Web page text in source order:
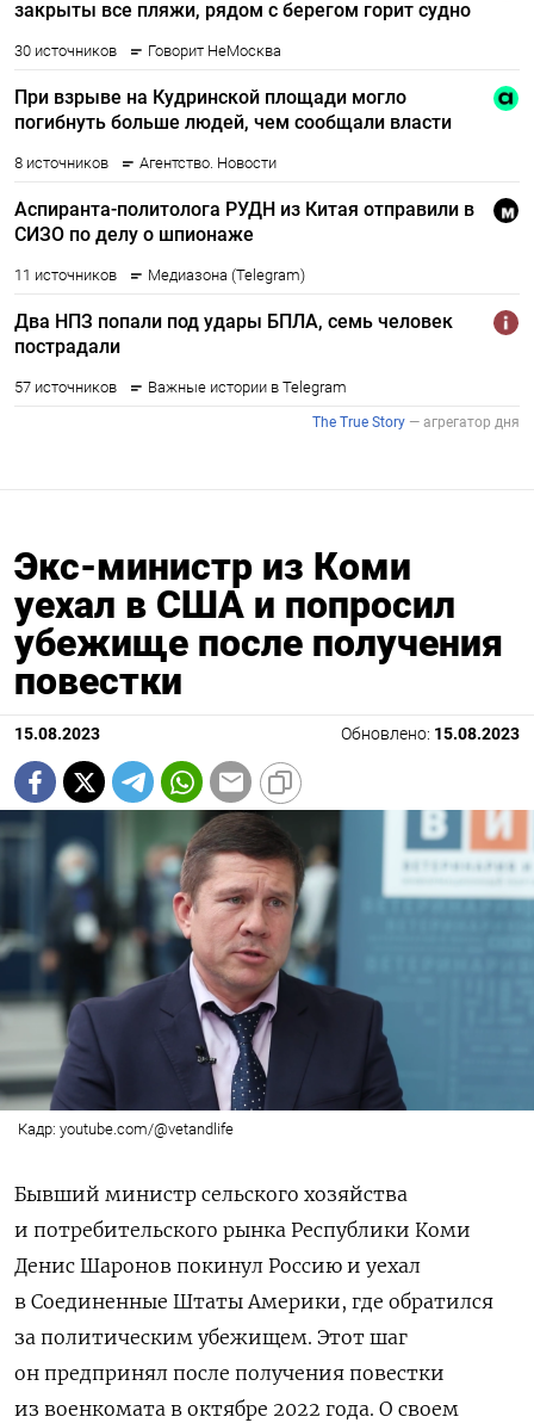
Экс-министр из Коми
уехал в США и попросил
убежище после получения
повестки
15.08.2023 Обновлено: 15.08.2023
Кадр: youtube.com/@vetandlife
Бывший министр сельского хозяйства
и потребительского рынка Республики Коми
Денис Шаронов покинул Россию и уехал
в Соединенные Штаты Америки, где обратился
за политическим убежищем. Этот шаг
он предпринял после получения повестки
из военкомата в октябре 2022 года. О своем